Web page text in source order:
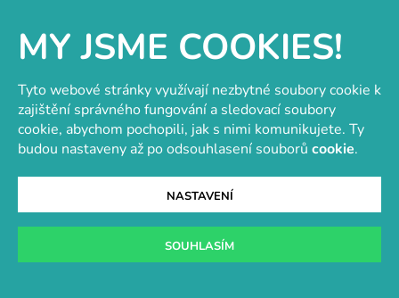
MY JSME COOKIES!
Tyto webové stránky využívají nezbytné soubory cookie k
zajištění správného fungování a sledovací soubory
cookie, abychom pochopili, jak s nimi komunikujete. Ty
budou nastaveny až po odsouhlasení souborů cookie.
NASTAVENÍ
SOUHLASÍM
+420 725 657 656
+420 776 848 482
Facebook
Velkoobchod s korálky a komponentyTvořit je radost